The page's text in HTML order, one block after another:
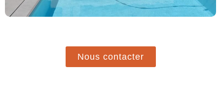
Nous contacter